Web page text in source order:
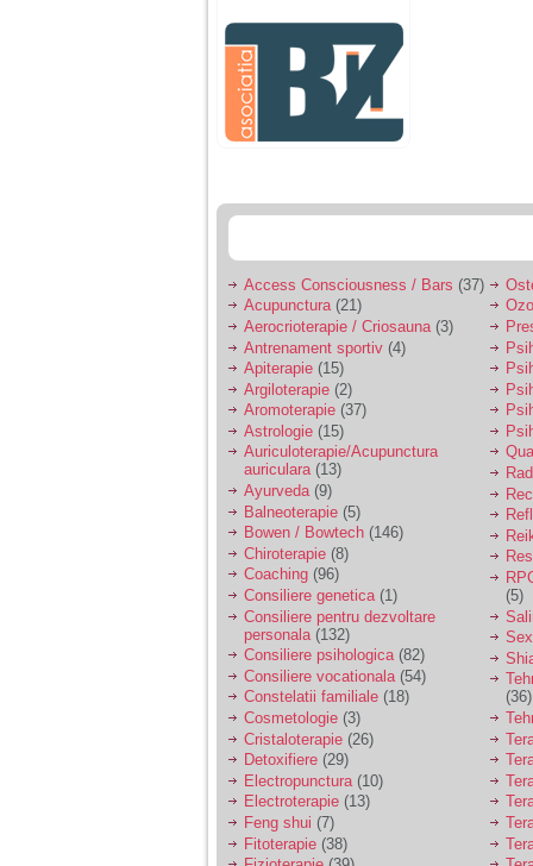
agresiva, orice
greseala era taxata cu
o palma sau pedepse.
De 4 ani am o relatie
serioasa cu un barbat
sa se manifeste o
Ma aflu aici pentru ca
vreau sa stiu daca am
nevoie de un psiholog
sau psihiatru.
Sunt casatorita, am
31 de ani si un copil in
varsta de 2 ani care
mi-e lumina ochilor.
De ceva timp simt ca
mi s-a adunat
oboseala, o oboseala
cronica de care nu pot
scapa si simt ca din
cauza ei nu pot
controla nervii si
cateodata are copilul
de suferit.
Am o bariera peste
care nu pot trece:
prietena mea a ramas
insarcinata cu o fata.
Am fost de comun
acord sa facem un
copil, cu gandul ca e
baiat.
Access Consciousness / Bars (37)
Acupunctura(21)
Aerocrioterapie / Criosauna (3)
Antrenament sportiv (4)
Apiterapie (15)
Argiloterapie (2)
Aromoterapie (37)
Astrologie (15)
Auriculoterapie/Acupunctura
auriculara(13)
Ayurveda(9)
Balneoterapie (5)
Bowen / Bowtech (146)
Chiroterapie (8)
Coaching (96)
Consiliere genetica(1)
Consiliere pentru dezvoltare
personala (132)
Consiliere psihologica(82)
Consiliere vocationala (54)
Constelatii familiale (18)
Cosmetologie (3)
Cristaloterapie (26)
Detoxifiere (29)
Electropunctura (10)
Electroterapie (13)
Feng shui (7)
Fitoterapie (38)
(5)
(36)